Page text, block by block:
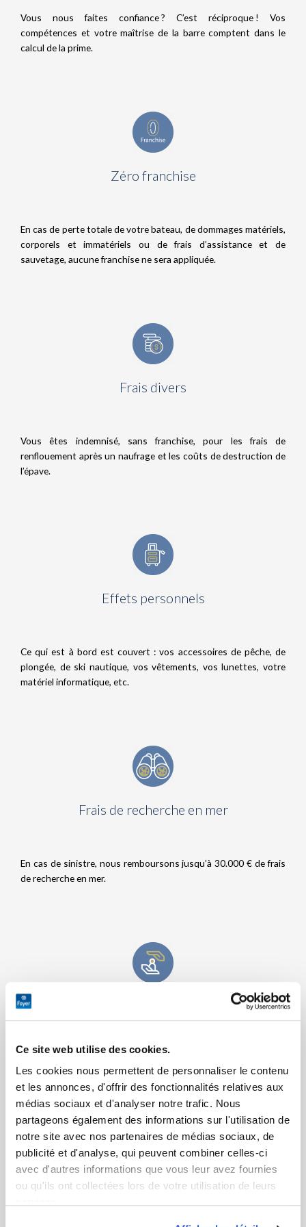
Ce site web utilise des cookies.
Les cookies nous permettent de personnaliser le contenu
et les annonces, d'offrir des fonctionnalités relatives aux
médias sociaux et d'analyser notre trafic. Nous
partageons également des informations sur l'utilisation de
notre site avec nos partenaires de médias sociaux, de
publicité et d'analyse, qui peuvent combiner celles-ci
avec d'autres informations que vous leur avez fournies
ou qu'ils ont collectées lors de votre utilisation de leurs
Vous nous faites confiance ? C’est réciproque ! Vos
compétences et votre maîtrise de la barre comptent dans le
calcul de la prime.
Zéro franchise
En cas de perte totale de votre bateau, de dommages matériels,
corporels et immatériels ou de frais d’assistance et de
sauvetage, aucune franchise ne sera appliquée.
Frais divers
Vous êtes indemnisé, sans franchise, pour les frais de
renflouement après un naufrage et les coûts de destruction de
l’épave.
Effets personnels
Ce qui est à bord est couvert : vos accessoires de pêche, de
plongée, de ski nautique, vos vêtements, vos lunettes, votre
matériel informatique, etc.
Frais de recherche en mer
En cas de sinistre, nous remboursons jusqu’à 30.000 € de frais
de recherche en mer.
Protection des personnes à bord
autres personnes à bord, que vous soyez ou non la personne
responsable de la navigation au moment de l’incident.
Skieurs nautiques